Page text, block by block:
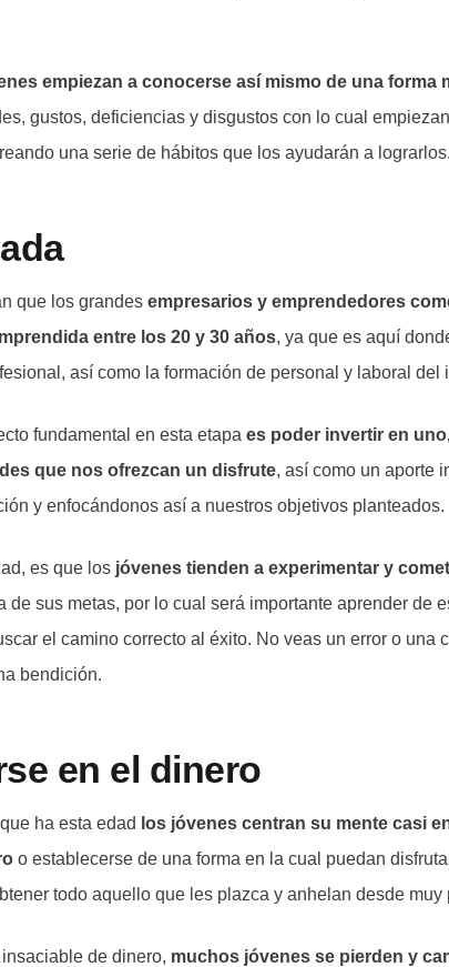
empiezan a conocerse así mismo de una forma
gustos, deficiencias y disgustos con lo cual
una serie de hábitos que los ayudarán a lograrlos.
que los grandes empresarios y emprendedores
entre los 20 y 30 años, ya que es aquí
así como la formación de personal y laboral del
fundamental en esta etapa es poder invertir en
que nos ofrezcan un disfrute, así como un aporte
y enfocándonos así a nuestros objetivos planteados.
es que los jóvenes tienden a experimentar y
de sus metas, por lo cual será importante aprender de
el camino correcto al éxito. No veas un error o una
bendición.
en el dinero
ha esta edad los jóvenes centran su mente casi
o establecerse de una forma en la cual puedan
todo aquello que les plazca y anhelan desde muy
de dinero, muchos jóvenes se pierden y